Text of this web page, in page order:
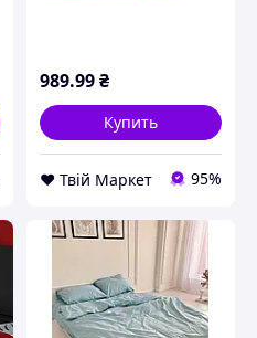
989.99₴
Купить
❤️ Твій Маркет 95%